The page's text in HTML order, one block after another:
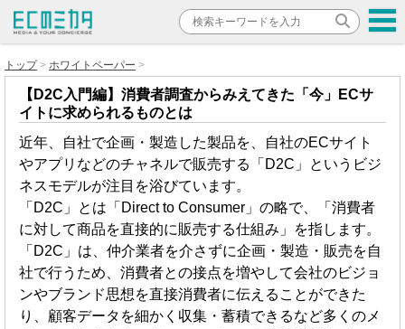
トップ ホワイトペーパー
【D2C入門編】消費者調査からみえてきた「今」ECサ
イトに求められるものとは
近年、自社で企画・製造した製品を、自社のECサイト
やアプリなどのチャネルで販売する「D2C」というビジ
ネスモデルが注目を浴びています。
「D2C」とは「Direct to Consumer」の略で、「消費者
に対して商品を直接的に販売する仕組み」を指します。
「D2C」は、仲介業者を介さずに企画・製造・販売を自
社で行うため、消費者との接点を増やして会社のビジョ
ンやブランド思想を直接消費者に伝えることができた
り、顧客データを細かく収集・蓄積できるなど多くのメ